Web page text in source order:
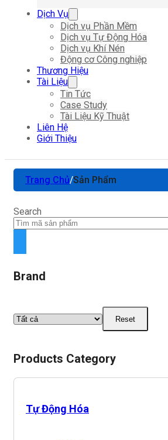
Dịch Vụ
Dịch vụ Phần Mềm
Dịch vụ Tự Động Hóa
Dịch vụ Khí Nén
Động cơ Công nghiệp
Thương Hiệu
Tài Liệu
Tin Tức
Case Study
Tài Liệu Kỹ Thuật
Liên Hệ
Giới Thiệu
Trang Chủ/Sản Phẩm
Search
Brand
Reset
Products Category
Tự Động Hóa